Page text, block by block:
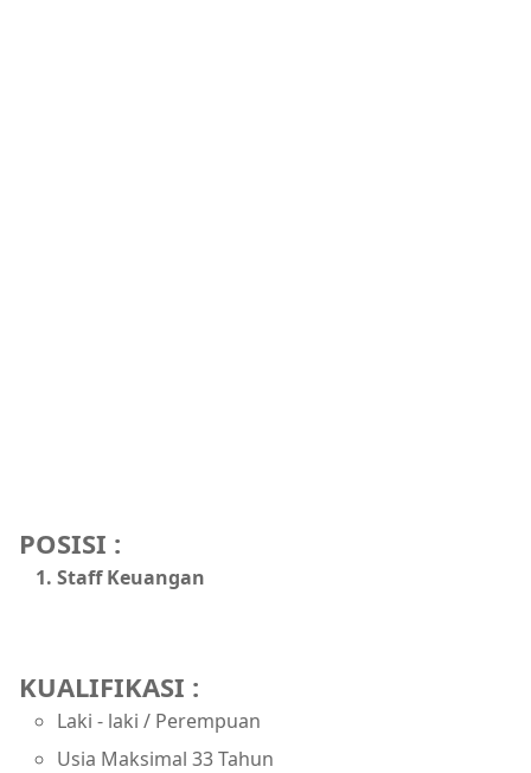
POSISI :
Staff Keuangan
KUALIFIKASI :
Laki - laki / Perempuan
Usia Maksimal 33 Tahun